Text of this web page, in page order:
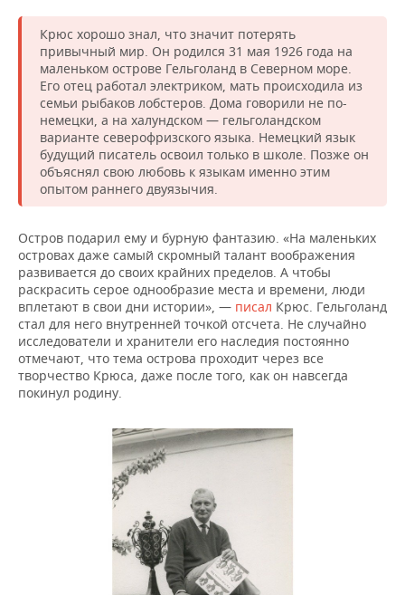
Крюс хорошо знал, что значит потерять
привычный мир. Он родился 31 мая 1926 года на
маленьком острове Гельголанд в Северном море.
Его отец работал электриком, мать происходила из
семьи рыбаков лобстеров. Дома говорили не по-
немецки, а на халундском — гельголандском
варианте северофризского языка. Немецкий язык
будущий писатель освоил только в школе. Позже он
объяснял свою любовь к языкам именно этим
опытом раннего двуязычия.
Остров подарил ему и бурную фантазию. «На маленьких
островах даже самый скромный талант воображения
развивается до своих крайних пределов. А чтобы
раскрасить серое однообразие места и времени, люди
вплетают в свои дни истории», — писал Крюс. Гельголанд
стал для него внутренней точкой отсчета. Не случайно
исследователи и хранители его наследия постоянно
отмечают, что тема острова проходит через все
творчество Крюса, даже после того, как он навсегда
покинул родину.